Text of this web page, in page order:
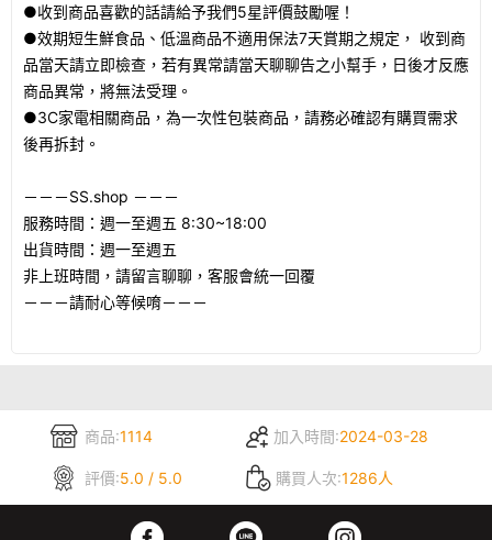
●收到商品喜歡的話請給予我們5星評價鼓勵喔！
●效期短生鮮食品、低溫商品不適用保法7天賞期之規定， 收到商
品當天請立即檢查，若有異常請當天聊聊告之小幫手，日後才反應
商品異常，將無法受理。
●3C家電相關商品，為一次性包裝商品，請務必確認有購買需求
後再拆封。
－－－SS.shop －－－
服務時間：週一至週五 8:30~18:00
出貨時間：週一至週五
非上班時間，請留言聊聊，客服會統一回覆
－－－請耐心等候唷－－－
商品:1114 加入時間:2024-03-28
評價:5.0 / 5.0 購買人次:1286人